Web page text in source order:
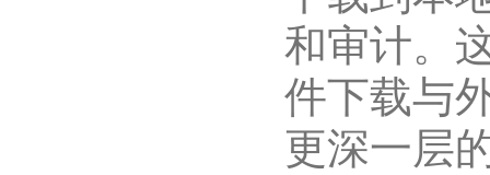
和审计。
件下载与
更深一层